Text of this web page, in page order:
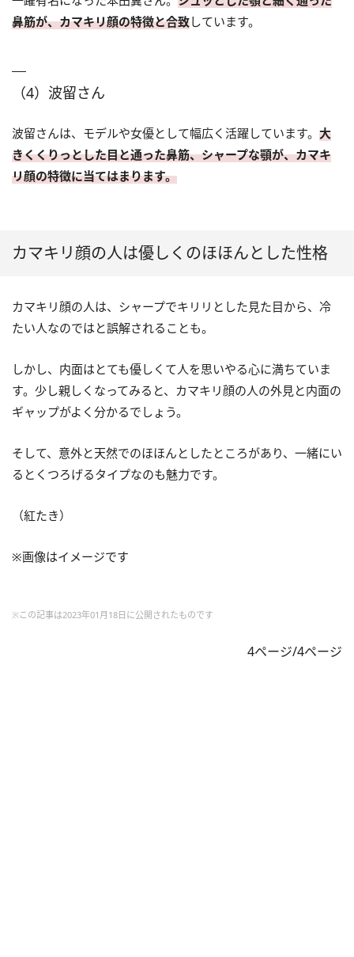
鼻筋が、カマキリ顔の特徴と合致しています。
（4）波留さん
波留さんは、モデルや女優として幅広く活躍しています。 大
きくくりっとした目と通った鼻筋、シャープな顎が、カマキ
リ顔の特徴に当てはまります。
カマキリ顔の人は優しくのほほんとした性格
カマキリ顔の人は、シャープでキリリとした見た目から、冷
たい人なのではと誤解されることも。
しかし、内面はとても優しくて人を思いやる心に満ちていま
す。少し親しくなってみると、カマキリ顔の人の外見と内面の
ギャップがよく分かるでしょう。
そして、意外と天然でのほほんとしたところがあり、一緒にい
るとくつろげるタイプなのも魅力です。
（紅たき）
※画像はイメージです
※この記事は2023年01月18日に公開されたものです
4ページ/4ページ